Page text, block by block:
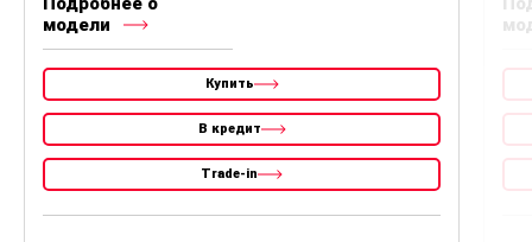
модели
Купить
В кредит
Trade-in